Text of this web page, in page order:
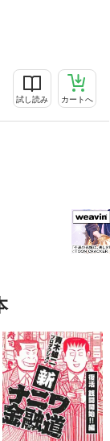
試し読み カートへ